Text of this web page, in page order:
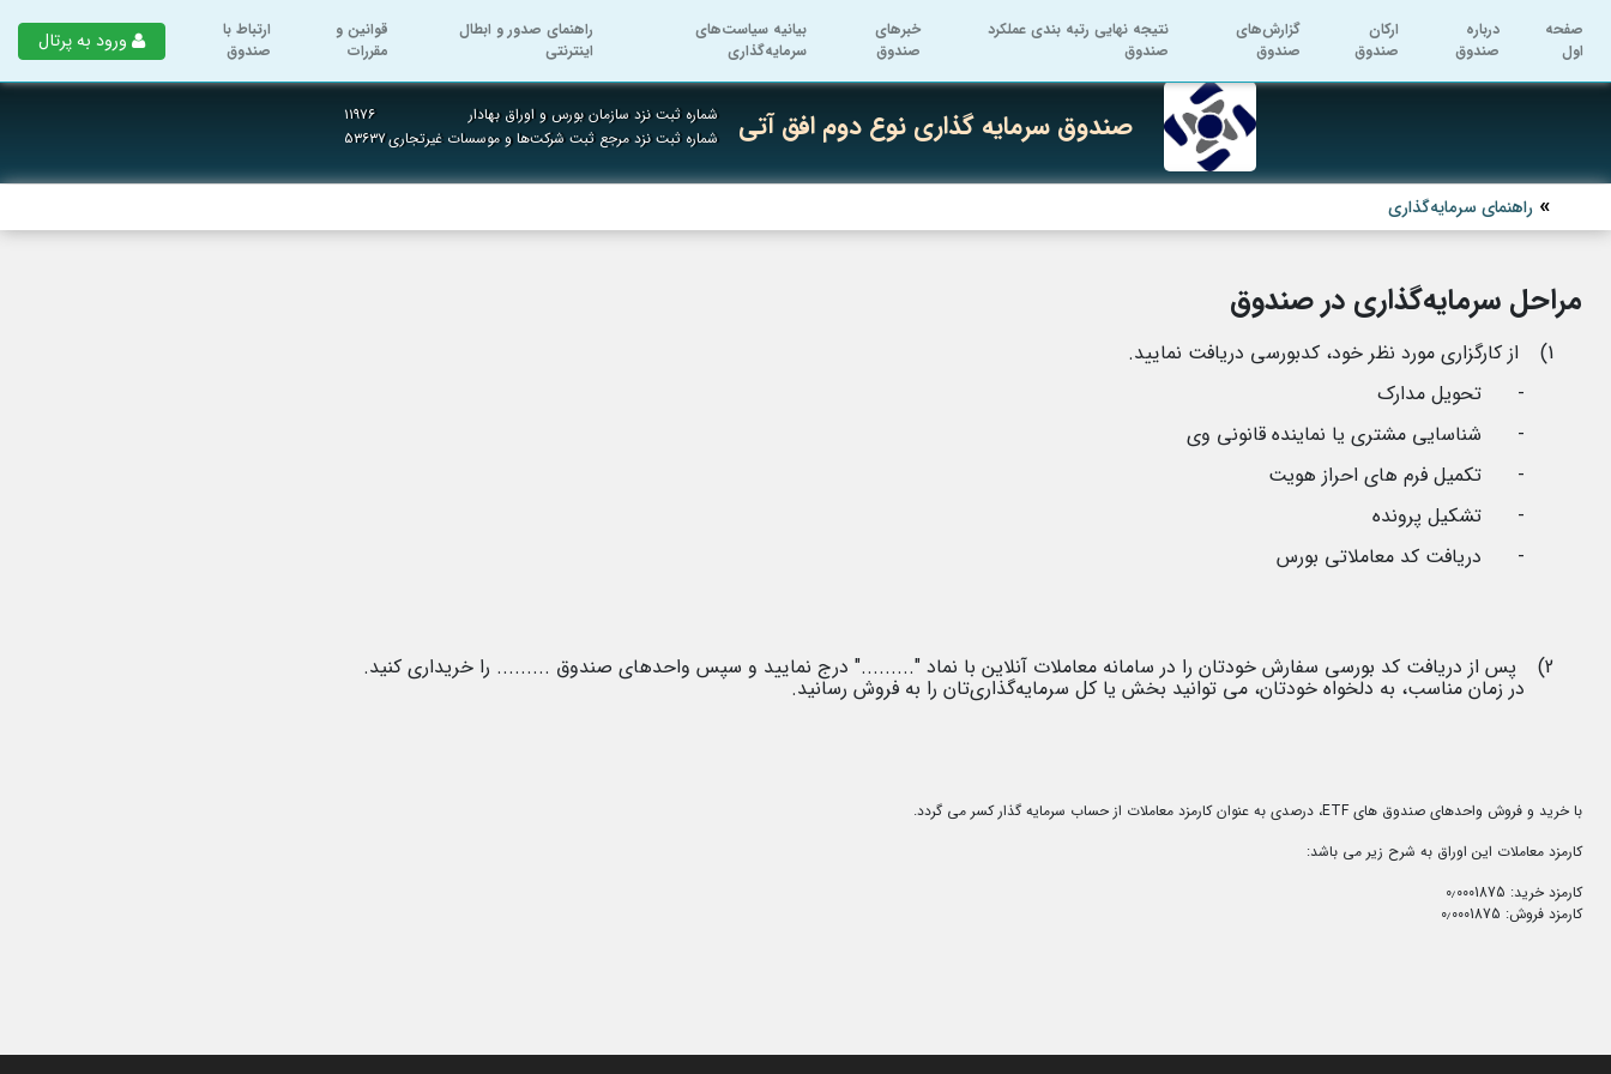
صفحه
اول
درباره
صندوق
ارکان
صندوق
گزارش‌های
صندوق
نتیجه نهایی رتبه بندی عملکرد
صندوق
خبرهای
صندوق
بیانیه سیاست‌های
سرمایه‌گذاری
راهنمای صدور و ابطال
اینترنتی
قوانین و
مقررات
ارتباط با
صندوق
ورود به پرتال
صندوق سرمایه گذاری نوع دوم افق آتی شماره ثبت نزد سازمان بورس و اوراق بهادار
۱۱۹۷۶
شماره ثبت نزد مرجع ثبت شرکت‌ها و موسسات غیرتجاری۵۳۶۳۷
راهنمای سرمایه‌گذاری
مراحل سرمایه‌گذاری درصندوق
1)
از کارگزاری مورد نظر خود، کدبورسی دریافت نمایید.
-
تحویل مدارک
-
شناسایی مشتری یا نماینده قانونی وی
-
تکمیل فرم های احراز هویت
-
تشکیل پرونده
-
دریافت کد معاملاتی بورس
2) پس از دریافت کد بورسی سفارش خودتان را در سامانه معاملات آنلاین با نماد "........." درج نمایید و سپس واحدهای صندوق ......... را خریداری کنید.
در زمان مناسب، به دلخواه خودتان، می توانید بخش یا کل سرمایه‌گذاری‌تان را به فروش رسانید.
با خرید و فروش واحدهای صندوق هایETF
، درصدی به عنوان کارمزد معاملات از حساب سرمایه گذار کسر می گردد.
کارمزد معاملات این اوراق به شرح زیر می باشد:
کارمزد خرید: 0٫0001875
کارمزد فروش: 0٫0001875